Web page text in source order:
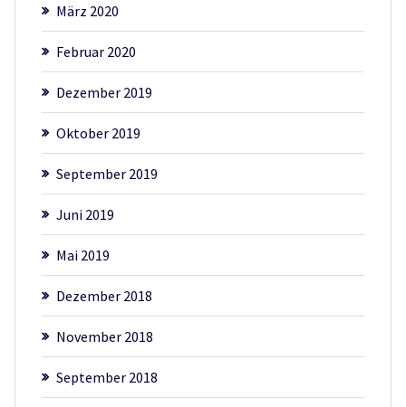
März 2020
Februar 2020
Dezember 2019
Oktober 2019
September 2019
Juni 2019
Mai 2019
Dezember 2018
November 2018
September 2018